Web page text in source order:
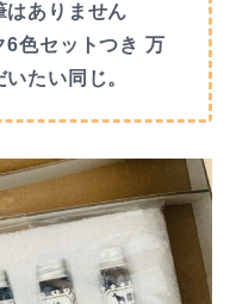
ありません
色セットつき 万
たい同じ。